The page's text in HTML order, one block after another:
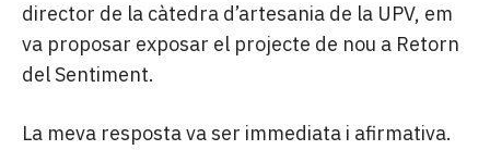
director de la càtedra d’artesania de la UPV, em
va proposar exposar el projecte de nou a Retorn
del Sentiment.
La meva resposta va ser immediata i afirmativa.